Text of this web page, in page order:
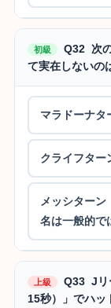
初級
Q32 次
て実在しないの
マラドーナタ
クライフター
メッシター
名は一般的で
上級
Q33 Jリ
15秒）」でハッ